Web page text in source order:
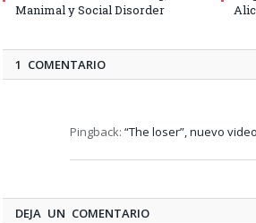
Manimal y Social Disorder
1 COMENTARIO
Pingback: “The loser”, nuevo
DEJA UN COMENTARIO